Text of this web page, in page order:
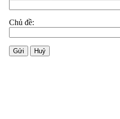
Chủ đề:
Gửi Huỷ